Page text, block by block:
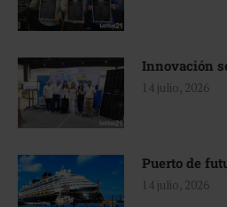
Innovación
14 julio, 2026
Puerto de
14 julio, 2026